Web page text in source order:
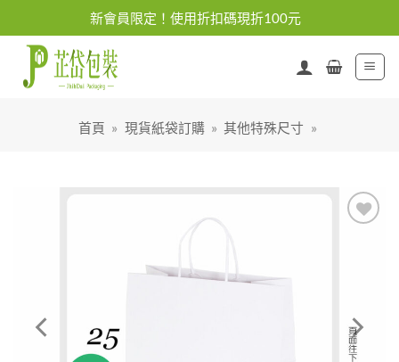
content
新會員限定！使用折扣碼現折100元
首頁 » 現貨紙袋訂購 » 其他特殊尺寸 »